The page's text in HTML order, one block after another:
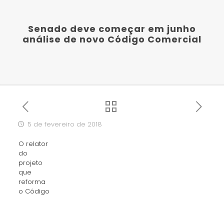
Senado deve começar em junho
análise de novo Código Comercial
5 de fevereiro de 2018
O relator
do
projeto
que
reforma
o Código